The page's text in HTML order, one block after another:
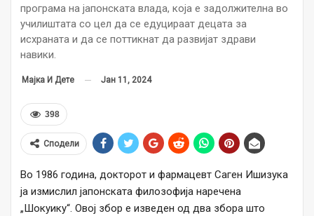
програма на јапонската влада, која е задолжителна во
училиштата со цел да се едуцираат децата за
исхраната и да се поттикнат да развијат здрави
навики.
Мајка И Дете Јан 11, 2024
398
Сподели
Вo 1986 година, докторот и фармацевт Саген Ишизука
ја измислил јапонската филозофија наречена
„Шокуику“. Овој збор е изведен од два збора што